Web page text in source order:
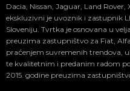
Dacia, Nissan, Jaguar, Land
ekskluzivni je uvoznik i zastupnik
Sloveniju. Tvrtka je osnovana u
preuzima zastupništvo za Fiat,
praćenjem suvremenih trendova,
te kvalitetnim i predanim radom
2015. godine preuzima